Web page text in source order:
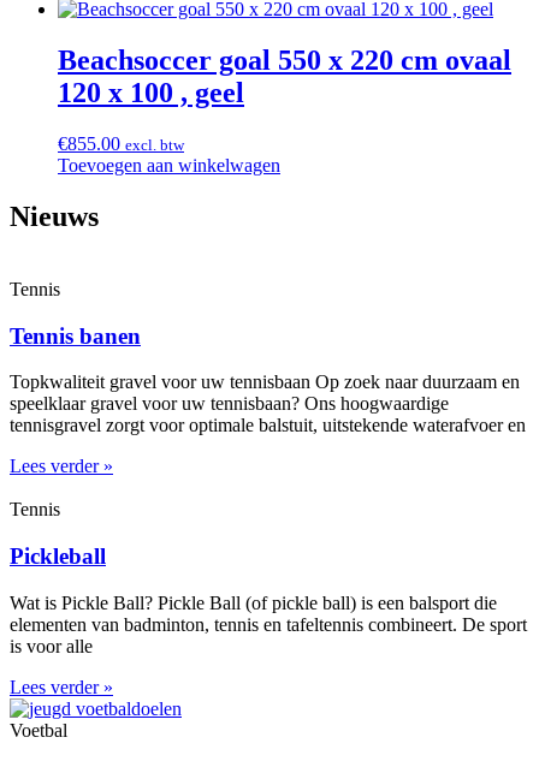
Beachsoccer goal 550 x 220 cm ovaal
120 x 100 , geel
€855.00 excl. btw
Toevoegen aan winkelwagen
Nieuws
Tennis
Tennis banen
Topkwaliteit gravel voor uw tennisbaan Op zoek naar duurzaam en
speelklaar gravel voor uw tennisbaan? Ons hoogwaardige
tennisgravel zorgt voor optimale balstuit, uitstekende waterafvoer en
Lees verder »
Tennis
Pickleball
Wat is Pickle Ball? Pickle Ball (of pickle ball) is een balsport die
elementen van badminton, tennis en tafeltennis combineert. De sport
is voor alle
Lees verder »
Voetbal